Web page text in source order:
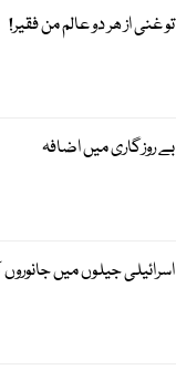
تو غنی از ھر دو عالم من فقیر!
بے روزگاری میں اضافہ
اسرائیلی جیلوں میں